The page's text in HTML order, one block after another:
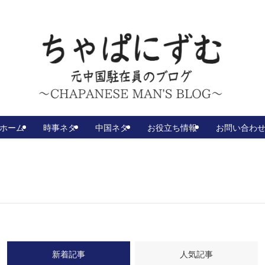
ホーム 時事ネタ 中国ネタ お役立ち情報 お問い合わせ
新着記事 人気記事